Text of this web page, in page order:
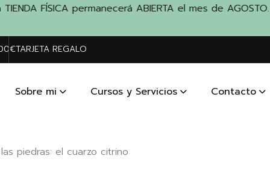
FÍSICA permanecerá ABIERTA el mes de
TARJETA REGALO
Sobre mi Cursos y Servicios Contacto
piedras: el cuarzo citrino